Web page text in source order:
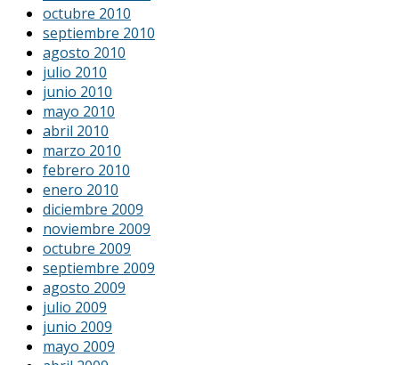
octubre 2010
septiembre 2010
agosto 2010
julio 2010
junio 2010
mayo 2010
abril 2010
marzo 2010
febrero 2010
enero 2010
diciembre 2009
noviembre 2009
octubre 2009
septiembre 2009
agosto 2009
julio 2009
junio 2009
mayo 2009